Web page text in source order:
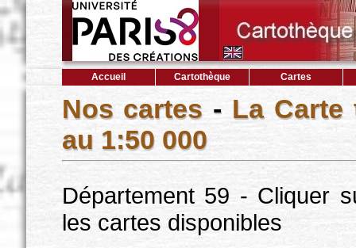
Accueil Cartothèque Cartes
Nos cartes - La Carte
au 1:50 000
Département 59 - Cliquer
les cartes disponibles